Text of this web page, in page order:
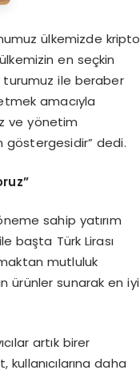
ülkemizde kripto
en seçkin
turumuz ile beraber
amacıyla
ve yönetim
göstergesidir” dedi.
sahip yatırım
başta Türk Lirası
mutluluk
ürünler sunarak en iyi
artık birer
daha